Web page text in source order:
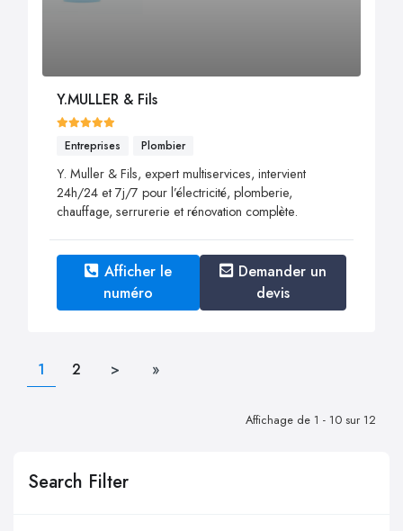
Search Filter
Y.MULLER & Fils
Entreprises Plombier
Y. Muller & Fils, expert multiservices, intervient
24h/24 et 7j/7 pour l’électricité, plomberie,
chauffage, serrurerie et rénovation complète.
Afficher le
numéro
Demander un
devis
1 2 > »
Affichage de 1 - 10 sur 12